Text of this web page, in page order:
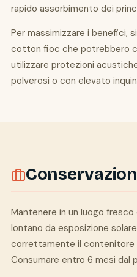
rapido assorbimento dei
Per massimizzare i benefici,
cotton fioc che potrebbero
utilizzare protezioni
polverosi o con elevato
Mantenere in un luogo fresco
lontano da esposizione
correttamente il contenitore
Consumare entro 6 mesi dal